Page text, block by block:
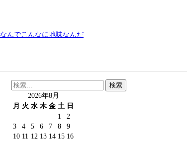
なんでこんなに地味なんだ
検
索:
2026年8月
月 火 水 木 金 土 日
1
2
3
4 5 6 7 8
9
10 11 12 13 14 15 16